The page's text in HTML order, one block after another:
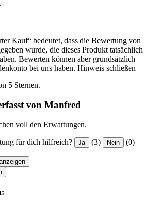
Kauf“ bedeutet, dass die Bewertung von
wurde, die dieses Produkt tatsächlich
Bewerten können aber grundsätzlich
bei uns haben. Hinweis schließen
5 Sternen.
von Manfred
voll den Erwartungen.
für dich hilfreich? Ja (3) Nein (0)